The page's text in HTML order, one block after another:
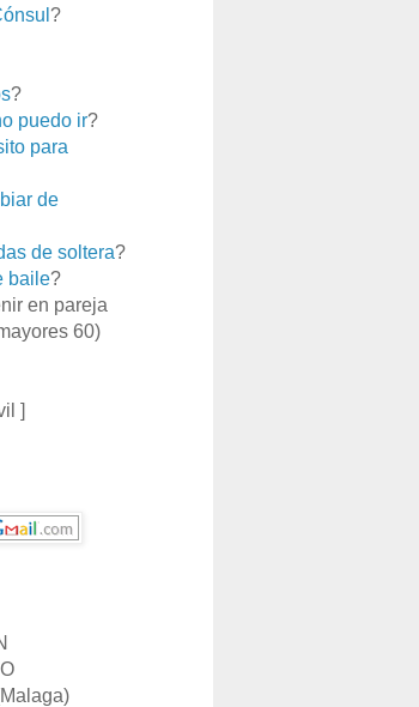
?
?
puedo ir?
para
de
de soltera?
baile?
en pareja
60)
]